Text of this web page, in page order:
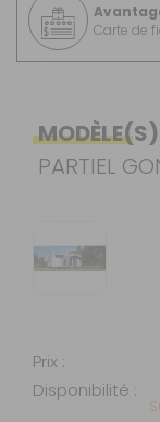
Carte de
MODÈLE(S)
PARTIEL
Prix :
Disponibilité :